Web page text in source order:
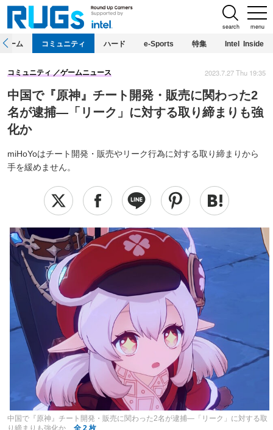
menu
search
ホーム コミュニティ ハード e-Sports 特集 Intel Inside
中国で『原神』チート開発・販売に関わった2
名が逮捕―「リーク」に対する取り締まりも強
化か
miHoYoはチート開発・販売やリーク行為に対する取り締まりから
手を緩めません。
コミュニティ ゲームニュース 2023.7.27 Thu 19:35
中国で『原神』チート開発・販売に関わった2名が逮捕―「リーク」に対する取
り締まりも強化か
全 2 枚